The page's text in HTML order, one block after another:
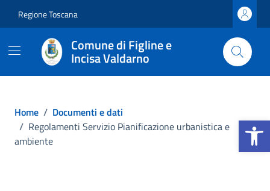
Apri la
Regione Toscana
Comune di Figline e
Incisa Valdarno
Home / Documenti e dati
/ Regolamenti Servizio Pianificazione urbanistica e
ambiente